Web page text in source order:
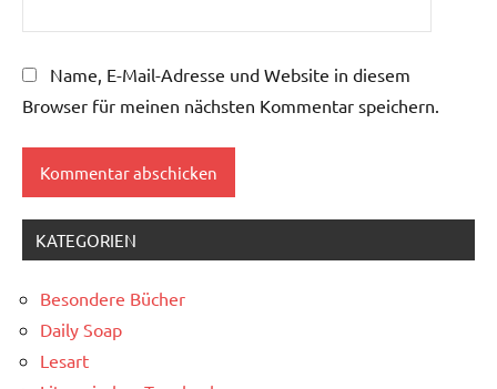
Name, E-Mail-Adresse und Website in diesem
Browser für meinen nächsten Kommentar speichern.
KATEGORIEN
Besondere Bücher
Daily Soap
Lesart